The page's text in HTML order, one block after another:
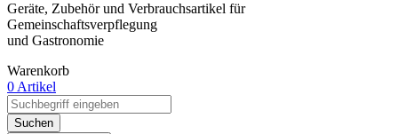
Geräte, Zubehör und Verbrauchsartikel für
Gemeinschaftsverpflegung
und Gastronomie
Warenkorb
0 Artikel
Suchen